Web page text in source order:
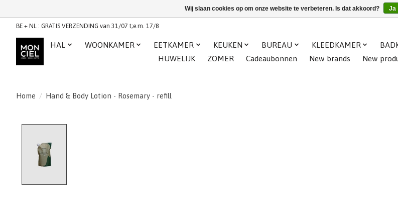
BE + NL : GRATIS VERZENDING van 31/07 t;e.m. 17/8
HAL WOONKAMER EETKAMER KEUKEN BUREAU KLEEDKAMER
HUWELIJK
ZOMER Cadeaubonnen New brands New
Home / Hand & Body Lotion - Rosemary - refill
Wij slaan cookies op om onze website te verbeteren. Is dat akkoord? Ja